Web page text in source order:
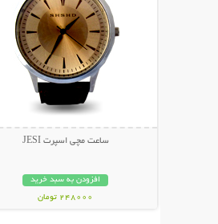
ساعت مچی اسپرت JESI
افزودن به سبد خرید
248000 تومان